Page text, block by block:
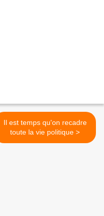
Il est temps qu'on recadre
toute la vie politique >